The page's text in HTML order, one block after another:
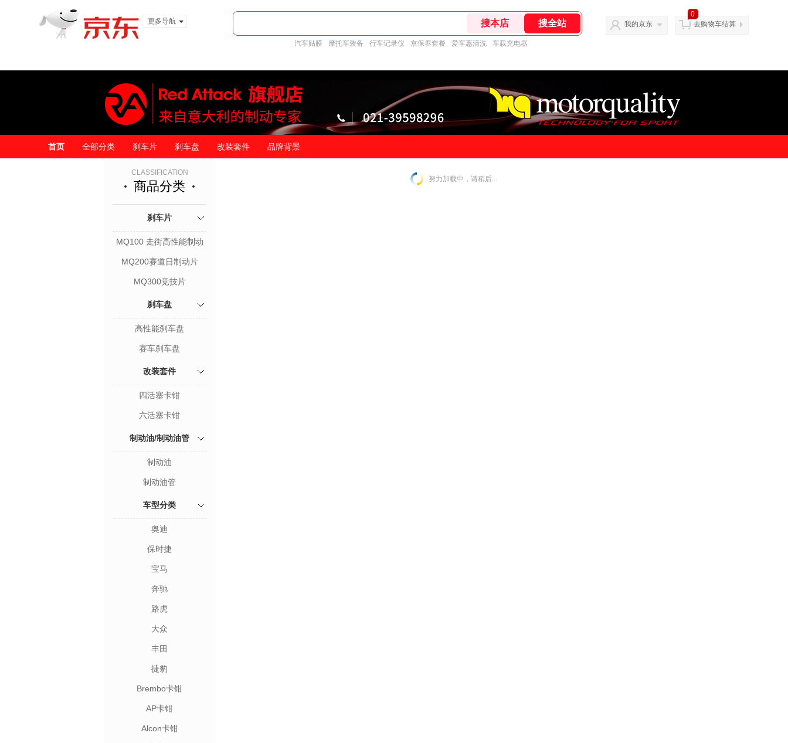
更多导航
汽车贴膜 摩托车装备 行车记录仪 京保养套餐 爱车惠清洗 车载充电器
我的京东
0
去购物车结算
首页 全部分类 刹车片 刹车盘 改装套件 品牌背景
CLASSIFICATION
商品分类
刹车片
MQ100 走街高性能制动
MQ200赛道日制动片
MQ300竞技片
刹车盘
高性能刹车盘
赛车刹车盘
改装套件
四活塞卡钳
六活塞卡钳
制动油/制动油管
制动油
制动油管
车型分类
奥迪
保时捷
宝马
奔驰
路虎
大众
丰田
捷豹
Brembo卡钳
AP卡钳
Alcon卡钳
努力加载中，请稍后...